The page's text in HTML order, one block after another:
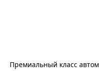
Премиальный класс